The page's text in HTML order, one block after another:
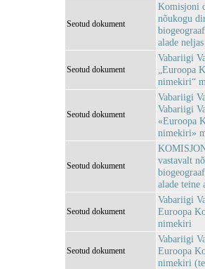
Seotud dokument
Komisjoni
nõukogu
alade
Seotud dokument
Vabariigi
„Euroopa
nimekiri“
Seotud dokument
Vabariigi
Vabariigi
«Euroopa
nimekiri»
Seotud dokument
vastavalt
alade teine
Seotud dokument
Vabariigi
Euroopa
nimekiri
Seotud dokument
Vabariigi
Euroopa
nimekiri